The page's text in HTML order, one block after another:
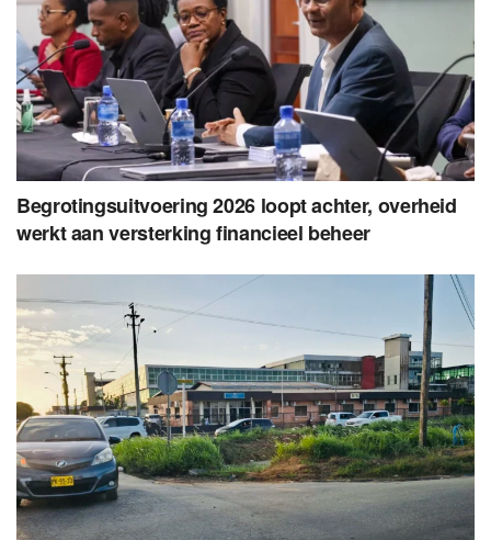
Begrotingsuitvoering 2026 loopt achter, overheid
werkt aan versterking financieel beheer